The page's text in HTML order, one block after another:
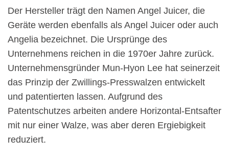
Der Hersteller trägt den Namen Angel Juicer, die
Geräte werden ebenfalls als Angel Juicer oder auch
Angelia bezeichnet. Die Ursprünge des
Unternehmens reichen in die 1970er Jahre zurück.
Unternehmensgründer Mun-Hyon Lee hat seinerzeit
das Prinzip der Zwillings-Presswalzen entwickelt
und patentierten lassen. Aufgrund des
Patentschutzes arbeiten andere Horizontal-Entsafter
mit nur einer Walze, was aber deren Ergiebigkeit
reduziert.